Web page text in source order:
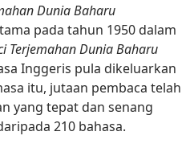
Dunia Baharu
pada tahun 1950 dalam
Terjemahan Dunia Baharu
Inggeris pula dikeluarkan
itu, jutaan pembaca telah
yang tepat dan senang
210 bahasa.